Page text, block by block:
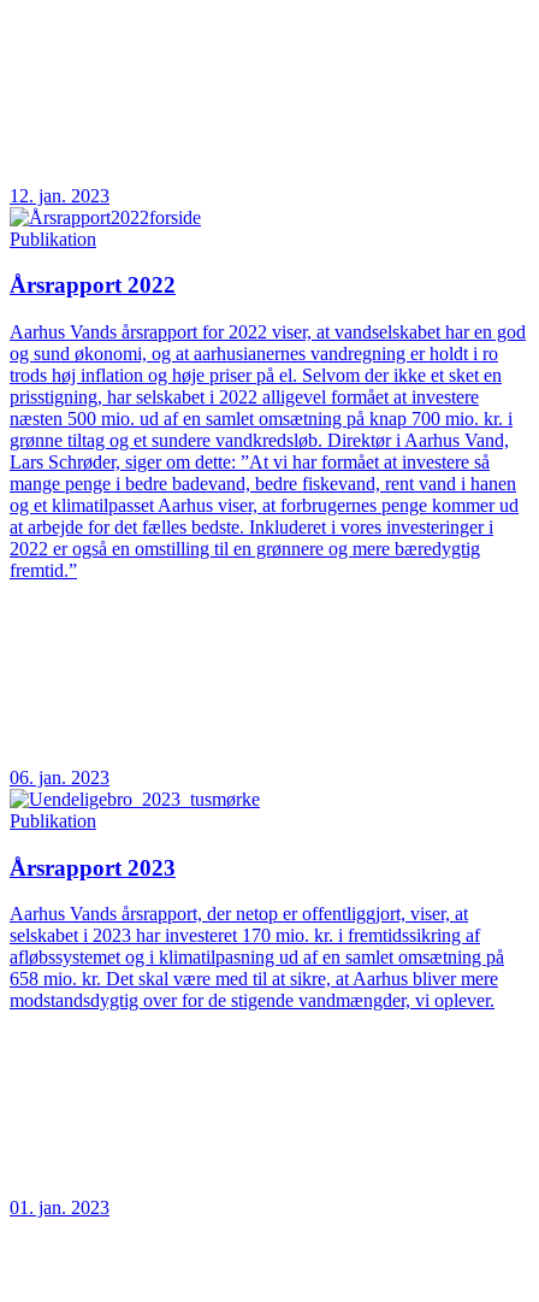
12. jan. 2023
Publikation
Årsrapport 2022
Aarhus Vands årsrapport for 2022 viser, at vandselskabet har en god
og sund økonomi, og at aarhusianernes vandregning er holdt i ro
trods høj inflation og høje priser på el. Selvom der ikke et sket en
prisstigning, har selskabet i 2022 alligevel formået at investere
næsten 500 mio. ud af en samlet omsætning på knap 700 mio. kr. i
grønne tiltag og et sundere vandkredsløb. Direktør i Aarhus Vand,
Lars Schrøder, siger om dette: ”At vi har formået at investere så
mange penge i bedre badevand, bedre fiskevand, rent vand i hanen
og et klimatilpasset Aarhus viser, at forbrugernes penge kommer ud
at arbejde for det fælles bedste. Inkluderet i vores investeringer i
2022 er også en omstilling til en grønnere og mere bæredygtig
fremtid.”
06. jan. 2023
Publikation
Årsrapport 2023
Aarhus Vands årsrapport, der netop er offentliggjort, viser, at
selskabet i 2023 har investeret 170 mio. kr. i fremtidssikring af
afløbssystemet og i klimatilpasning ud af en samlet omsætning på
658 mio. kr. Det skal være med til at sikre, at Aarhus bliver mere
modstandsdygtig over for de stigende vandmængder, vi oplever.
01. jan. 2023